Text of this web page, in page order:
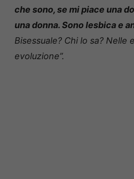
che sono, se mi piace una
una donna. Sono lesbica e
Bisessuale? Chi lo sa? Nelle
evoluzione”.